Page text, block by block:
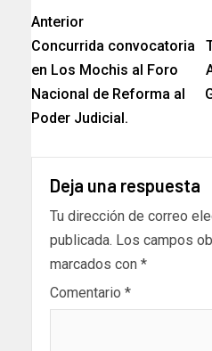
Anterior
Concurrida convocatoria
en Los Mochis al Foro
Nacional de Reforma al
Poder Judicial.
Deja una respuesta
Tu dirección de correo
publicada. Los campos
marcados con *
Comentario *